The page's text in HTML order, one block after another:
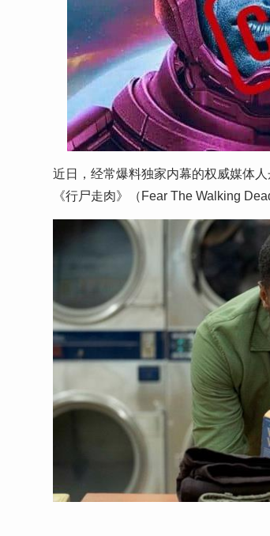
近日，经常爆料独家内幕的权威媒体
《行尸走肉》（Fear The Walking